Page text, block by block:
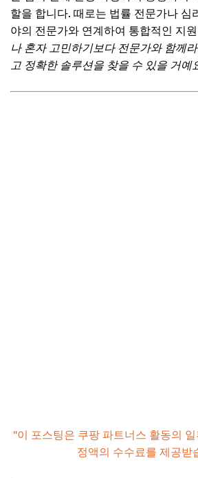
할을 합니다. 때로는 법률 전문가나 심
야의 전문가와 연계하여 통합적인 지
나 혼자 고민하기보다 전문가와 함께
고 정확한 솔루션을 찾을 수 있을 거예
"이 포스팅은 쿠팡 파트너스 활동의
정액의 수수료를 제공받